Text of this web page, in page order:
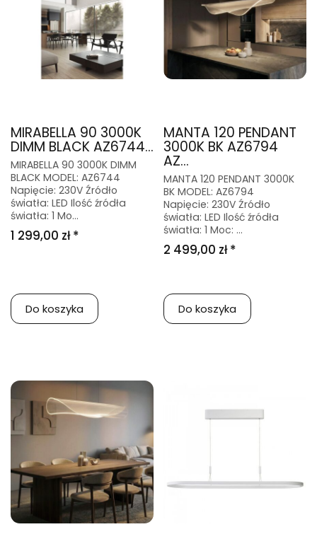
MIRABELLA 90 3000K
DIMM BLACK AZ6744...
MIRABELLA 90 3000K DIMM
BLACK MODEL: AZ6744
Napięcie: 230V Źródło
światła: LED Ilość źródła
światła: 1 Mo...
1 299,00 zł *
Do koszyka
MANTA 120 PENDANT
3000K BK AZ6794
AZ...
MANTA 120 PENDANT 3000K
BK MODEL: AZ6794
Napięcie: 230V Źródło
światła: LED Ilość źródła
światła: 1 Moc: ...
2 499,00 zł *
Do koszyka